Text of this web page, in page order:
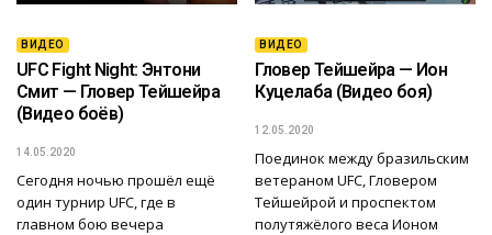
ВИДЕО
UFC Fight Night: Энтони
Смит — Гловер Тейшейра
(Видео боёв)
14.05.2020
Сегодня ночью прошёл ещё
один турнир UFC, где в
главном бою вечера
ВИДЕО
Гловер Тейшейра — Ион
Куцелаба (Видео боя)
12.05.2020
Поединок между бразильским
ветераном UFC, Гловером
Тейшейрой и проспектом
полутяжёлого веса Ионом